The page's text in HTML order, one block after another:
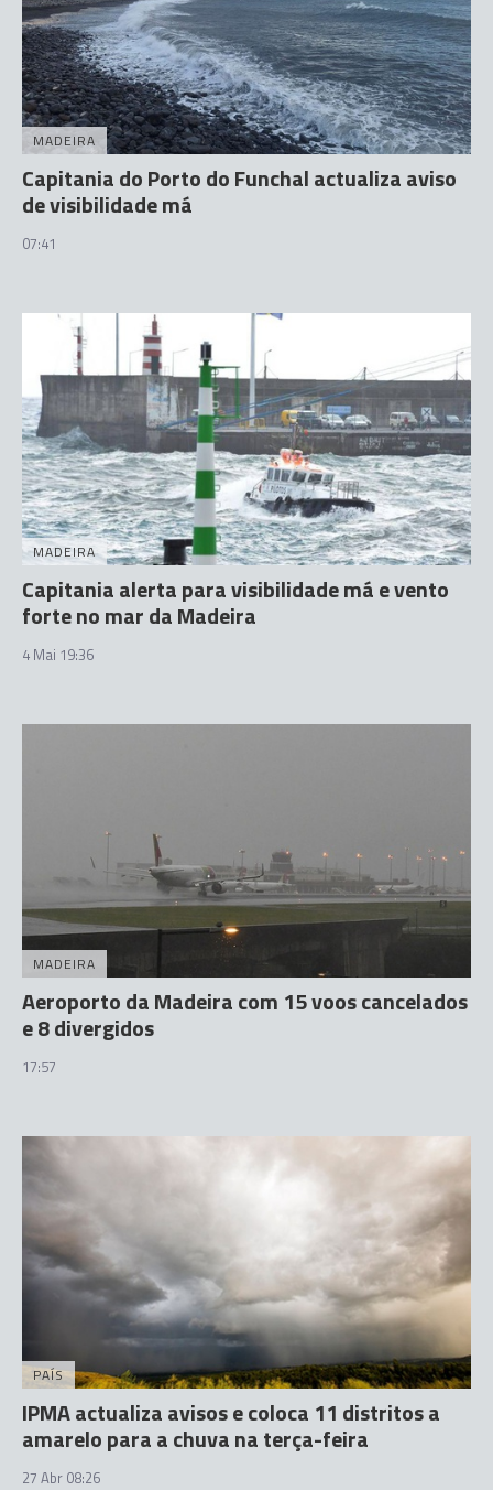
MADEIRA
Capitania do Porto do Funchal actualiza aviso
de visibilidade má
07:41
MADEIRA
Capitania alerta para visibilidade má e vento
forte no mar da Madeira
4 Mai 19:36
MADEIRA
Aeroporto da Madeira com 15 voos cancelados
e 8 divergidos
17:57
PAÍS
IPMA actualiza avisos e coloca 11 distritos a
amarelo para a chuva na terça-feira
27 Abr 08:26